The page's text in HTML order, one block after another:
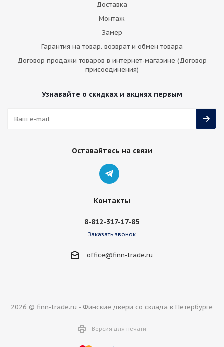
Доставка
Монтаж
Замер
Гарантия на товар. возврат и обмен товара
Договор продажи товаров в интернет-магазине (Договор
присоединения)
Узнавайте о скидках и акциях первым
Оставайтесь на связи
Контакты
8-812-317-17-85
Заказать звонок
office@finn-trade.ru
2026 © finn-trade.ru - Финские двери со склада в Петербурге
Версия для печати